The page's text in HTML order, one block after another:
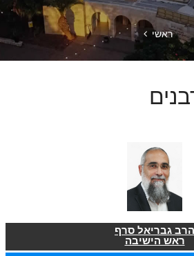
ראשי
הרב גבריאל סרף
ראש הישיבה